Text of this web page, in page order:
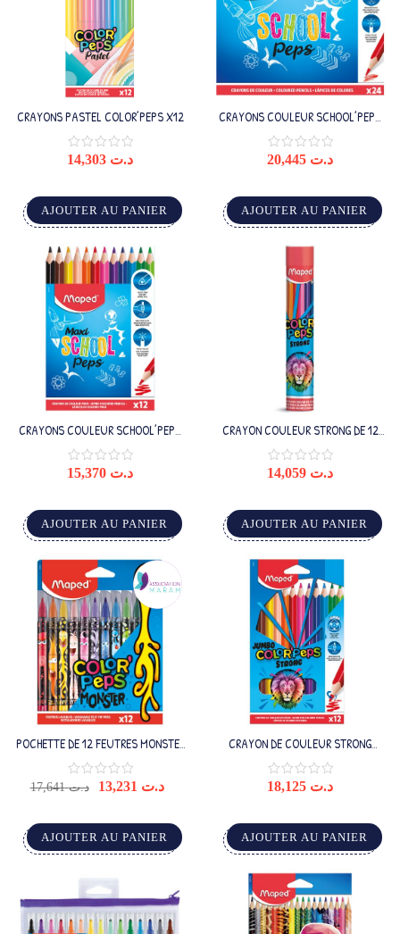
CRAYONS PASTEL COLOR’PEPS X12
د.ت
AJOUTER AU PANIER
CRAYONS COULEUR SCHOOL’PEPS
MAPED X24
د.ت
AJOUTER AU PANIER
CRAYONS COULEUR SCHOOL’PEPS
MAXI MAPED BOITE DE 12
د.ت
AJOUTER AU PANIER
CRAYON COULEUR STRONG DE 12
TUBE METAL
د.ت
AJOUTER AU PANIER
POCHETTE DE 12 FEUTRES MONSTER
MAPED
د.ت17,641 د.ت
AJOUTER AU PANIER
CRAYON DE COULEUR STRONG
JUMBO X 12
د.ت
AJOUTER AU PANIER